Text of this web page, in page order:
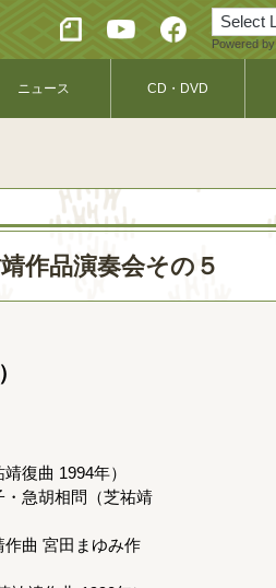
Powered by
ニュース CD・DVD
作品演奏会その５
復曲 1994年）
急胡相問（芝祐靖
曲 宮田まゆみ作